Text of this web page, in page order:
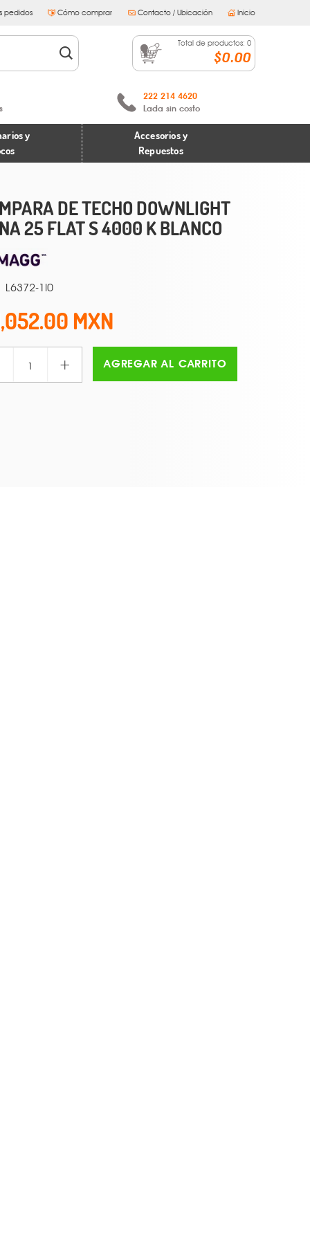
pedidos Cómo comprar Contacto / Ubicación Inicio
Total de productos: 0
$0.00
222 214 4620
Lada sin costo
y
Accesorios y
Repuestos
DE TECHO DOWNLIGHT
25 FLAT S 4000 K BLANCO
L6372-1I0
+ AGREGAR AL CARRITO